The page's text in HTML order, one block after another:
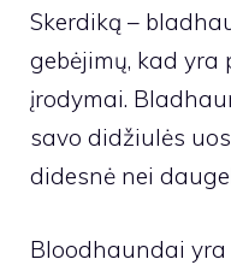
Skerdiką –
gebėjimų, kad
įrodymai.
savo didžiulės
didesnė nei
Bloodhaundai